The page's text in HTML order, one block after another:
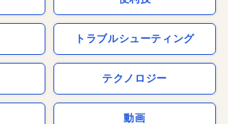
トラブルシューティング
テクノロジー
動画